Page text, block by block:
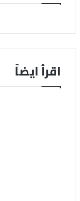
اقرأ ايضاً